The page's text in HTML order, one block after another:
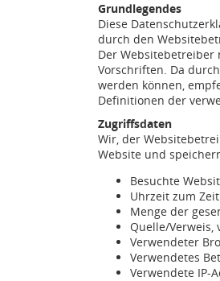
Grundlegendes
Diese
durch den
Der
Vorschriften. Da
werden können,
Definitionen der
Zugriffsdaten
Wir, der
Website und
Besuchte
Uhrzeit zum
Menge der
Quelle/Verweis,
Verwendeter
Verwendetes
Verwendete IP-